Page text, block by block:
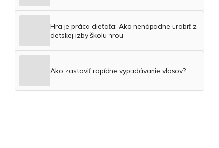
Hra je práca dieťaťa: Ako nenápadne urobiť z
detskej izby školu hrou
Ako zastaviť rapídne vypadávanie vlasov?